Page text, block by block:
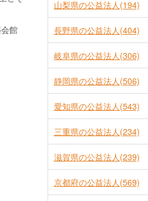
館
山梨県の公益法人(194)
長野県の公益法人(404)
岐阜県の公益法人(306)
静岡県の公益法人(506)
愛知県の公益法人(543)
三重県の公益法人(234)
滋賀県の公益法人(239)
京都府の公益法人(569)